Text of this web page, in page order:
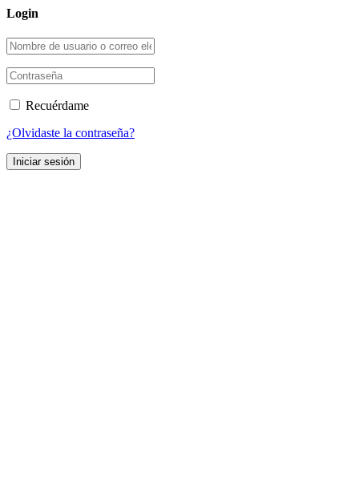
Login
Recuérdame
¿Olvidaste la contraseña?